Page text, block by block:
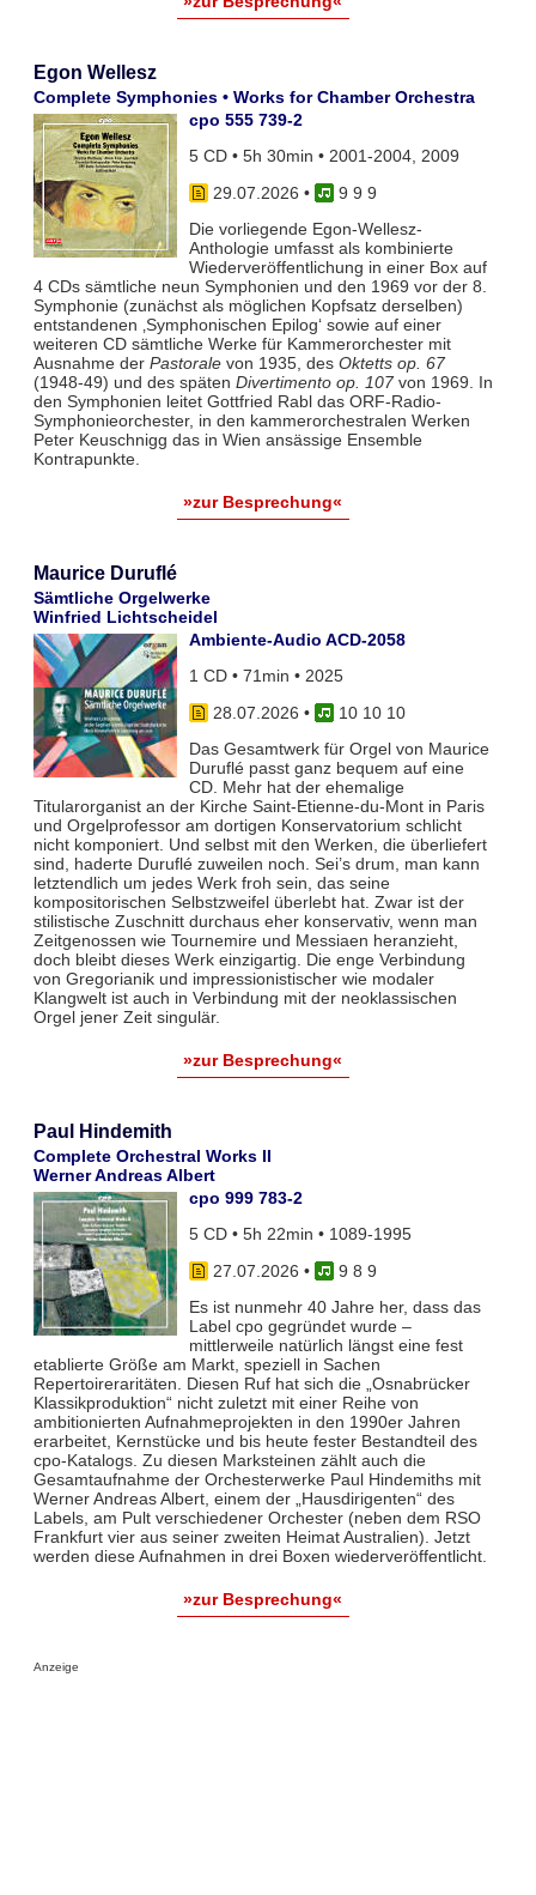
Egon Wellesz
Complete Symphonies • Works for Chamber Orchestra
cpo 555 739-2
5 CD • 5h 30min • 2001-2004, 2009
29.07.2026 •
9 9 9
Die vorliegende Egon-Wellesz-
Anthologie umfasst als kombinierte
Wiederveröffentlichung in einer Box auf
4 CDs sämtliche neun Symphonien und den 1969 vor der 8.
Symphonie (zunächst als möglichen Kopfsatz derselben)
entstandenen ‚Symphonischen Epilog‘ sowie auf einer
weiteren CD sämtliche Werke für Kammerorchester mit
Ausnahme der Pastoralevon 1935, des Oktetts op. 67
(1948-49) und des späten Divertimento op. 107von 1969. In
den Symphonien leitet Gottfried Rabl das ORF-Radio-
Symphonieorchester, in den kammerorchestralen Werken
Peter Keuschnigg das in Wien ansässige Ensemble
Kontrapunkte.
»zur Besprechung«
Maurice Duruflé
Sämtliche Orgelwerke
Winfried Lichtscheidel
Ambiente-Audio ACD-2058
1 CD • 71min • 2025
28.07.2026 •
10 10 10
Das Gesamtwerk für Orgel von Maurice
Duruflé passt ganz bequem auf eine
CD. Mehr hat der ehemalige
Titularorganist an der Kirche Saint-Etienne-du-Mont in Paris
und Orgelprofessor am dortigen Konservatorium schlicht
nicht komponiert. Und selbst mit den Werken, die überliefert
sind, haderte Duruflé zuweilen noch. Sei’s drum, man kann
letztendlich um jedes Werk froh sein, das seine
kompositorischen Selbstzweifel überlebt hat. Zwar ist der
stilistische Zuschnitt durchaus eher konservativ, wenn man
Zeitgenossen wie Tournemire und Messiaen heranzieht,
doch bleibt dieses Werk einzigartig. Die enge Verbindung
von Gregorianik und impressionistischer wie modaler
Klangwelt ist auch in Verbindung mit der neoklassischen
Orgel jener Zeit singulär.
»zur Besprechung«
Paul Hindemith
Complete Orchestral Works II
Werner Andreas Albert
cpo 999 783-2
5 CD • 5h 22min • 1089-1995
27.07.2026 •
9 8 9
Es ist nunmehr 40 Jahre her, dass das
Label cpo gegründet wurde –
mittlerweile natürlich längst eine fest
etablierte Größe am Markt, speziell in Sachen
Repertoireraritäten. Diesen Ruf hat sich die „Osnabrücker
Klassikproduktion“ nicht zuletzt mit einer Reihe von
ambitionierten Aufnahmeprojekten in den 1990er Jahren
erarbeitet, Kernstücke und bis heute fester Bestandteil des
cpo-Katalogs. Zu diesen Marksteinen zählt auch die
Gesamtaufnahme der Orchesterwerke Paul Hindemiths mit
Werner Andreas Albert, einem der „Hausdirigenten“ des
Labels, am Pult verschiedener Orchester (neben dem RSO
Frankfurt vier aus seiner zweiten Heimat Australien). Jetzt
werden diese Aufnahmen in drei Boxen wiederveröffentlicht.
»zur Besprechung«
Anzeige